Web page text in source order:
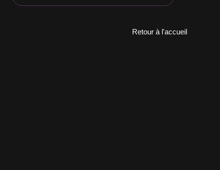
Retour à l'accueil